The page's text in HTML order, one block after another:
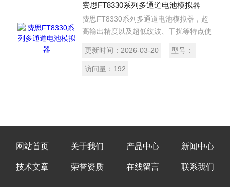
费思FT8330系列多通道电池模拟器
费思FT8330系列多通道电池模拟器，超
高输出精度以及超低纹波、干扰等特点使
BMS等测试系统中得到广泛应用。
FT8330系列采用标准19英寸机箱，并提
更新时间： 2026-03-20 型号：
访问量： 192
网站首页 关于我们 产品中心 新闻中心
技术文章 荣誉资质 在线留言 联系我们